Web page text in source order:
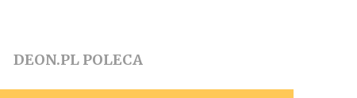
DEON.PL POLECA